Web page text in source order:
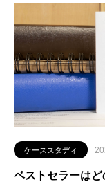
ケーススタディ
ベストセラーは